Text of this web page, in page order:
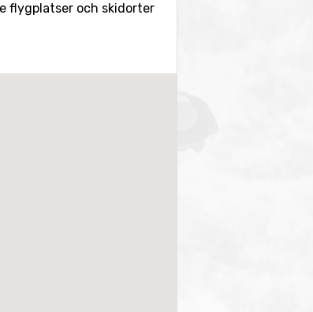
flygplatser och skidorter